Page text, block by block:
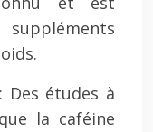
Des études à
la caféine